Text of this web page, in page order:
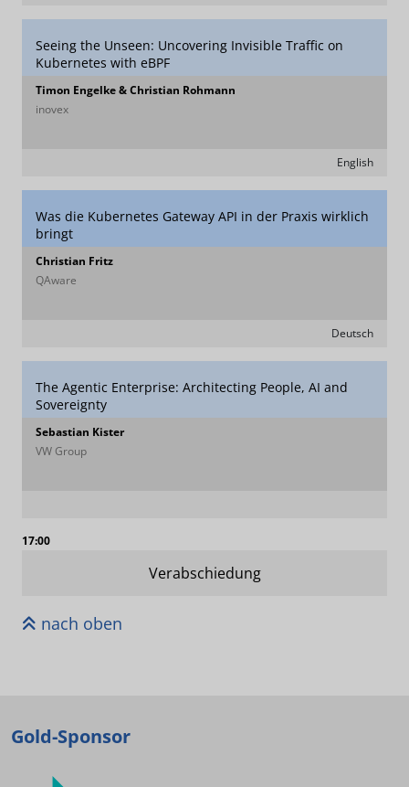
Seeing the Unseen: Uncovering Invisible Traffic on
Kubernetes with eBPF
Timon Engelke & Christian Rohmann
inovex
English
Was die Kubernetes Gateway API in der Praxis wirklich
bringt
Christian Fritz
QAware
Deutsch
The Agentic Enterprise: Architecting People, AI and
Sovereignty
Sebastian Kister
VW Group
17:00
Verabschiedung
nach oben
Gold-Sponsor